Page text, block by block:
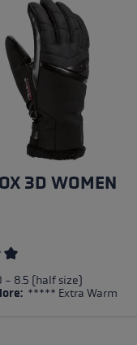
3D WOMEN
media di 5 su 5 stelle
- 8.5 (half size)
***** Extra Warm